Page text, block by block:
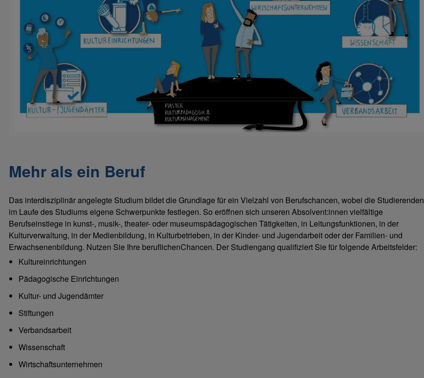
Mehr als ein Beruf
Das interdisziplinär angelegte Studium bildet die Grundlage für ein Vielzahl von Berufschancen, wobei die Studierenden
im Laufe des Studiums eigene Schwerpunkte festlegen. So eröffnen sich unseren Absolvent:innen vielfältige
Berufseinstiege in kunst-, musik-, theater- oder museumspädagogischen Tätigkeiten, in Leitungsfunktionen, in der
Kulturverwaltung, in der Medienbildung, in Kulturbetrieben, in der Kinder- und Jugendarbeit oder der Familien- und
Erwachsenenbildung. Nutzen Sie Ihre beruflichenChancen. Der Studiengang qualifiziert Sie für folgende Arbeitsfelder:
Kultureinrichtungen
Pädagogische Einrichtungen
Kultur- und Jugendämter
Stiftungen
Verbandsarbeit
Wissenschaft
Wirtschaftsunternehmen